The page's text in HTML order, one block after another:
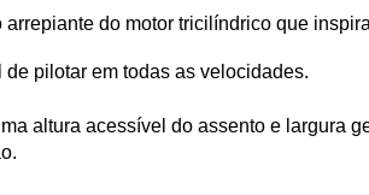
do motor tricilíndrico que
pilotar em todas as velocidades.
altura acessível do assento e largura